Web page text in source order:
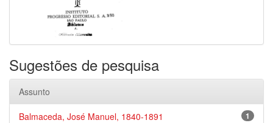
Sugestões de pesquisa
Assunto
1
Balmaceda, José Manuel, 1840-1891